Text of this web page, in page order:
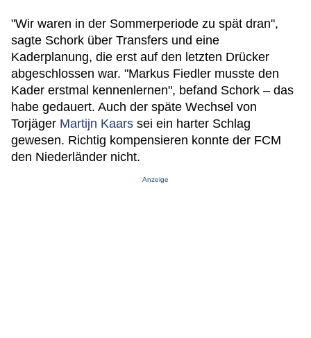
"Wir waren in der Sommerperiode zu spät dran",
sagte Schork über Transfers und eine
Kaderplanung, die erst auf den letzten Drücker
abgeschlossen war. "Markus Fiedler musste den
Kader erstmal kennenlernen", befand Schork – das
habe gedauert. Auch der späte Wechsel von
Torjäger Martijn Kaars sei ein harter Schlag
gewesen. Richtig kompensieren konnte der FCM
den Niederländer nicht.
Anzeige